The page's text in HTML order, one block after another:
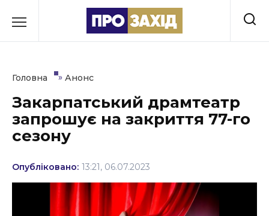
до
Культура
Освіта
Події
Політика
Головна » Анонс
Закарпатський драмтеатр
запрошує на закриття 77-го
сезону
Опубліковано: 13:21, 06.07.2023